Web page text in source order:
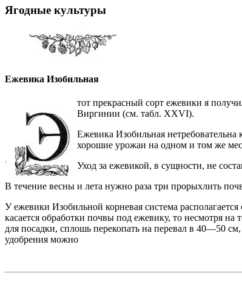
Ягодные культуры
Ежевика Изобильная
тот прекрасный сорт ежевики я
Виргинии (см. табл. XXVI).
Ежевика Изобильная нетребовательна
хорошие урожаи на одном и том же
Уход за ежевикой, в сущности, не
В течение весны и лета нужно раза три прорыхлить
У ежевики Изобильной корневая система
касается обработки почвы под ежевику, то несмотря
для посадки, сплошь перекопать на перевал в 40—50
удобрения можно